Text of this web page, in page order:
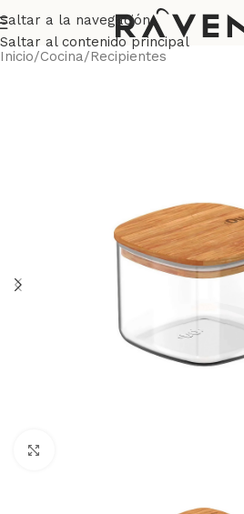
Saltar a la navegación
Saltar al contenido principal
Inicio/Cocina/Recipientes